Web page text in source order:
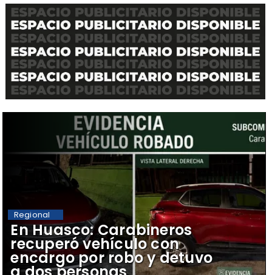
​En Huasco: Carabineros
recuperó vehículo con
encargo por robo y detuvo
Regional